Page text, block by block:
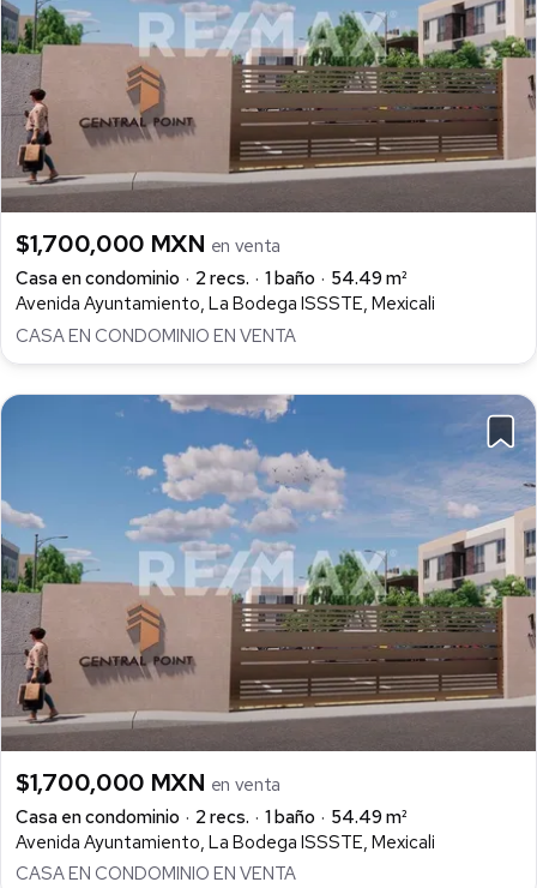
$1,700,000 MXN en venta
Casa en condominio
2 recs. 1 baño
54.49 m²
Avenida Ayuntamiento, La Bodega ISSSTE, Mexicali
CASA EN CONDOMINIO EN VENTA
$1,700,000 MXN en venta
Casa en condominio
2 recs. 1 baño
54.49 m²
Avenida Ayuntamiento, La Bodega ISSSTE, Mexicali
CASA EN CONDOMINIO EN VENTA